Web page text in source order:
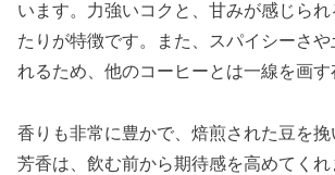
います。力強いコクと、甘みが感じら
たりが特徴です。また、スパイシーさ
れるため、他のコーヒーとは一線を画す
香りも非常に豊かで、焙煎された豆を
芳香は、飲む前から期待感を高めてく